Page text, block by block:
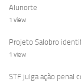
Alunorte
1 view
Projeto Salobro
1 view
STF julga ação penal